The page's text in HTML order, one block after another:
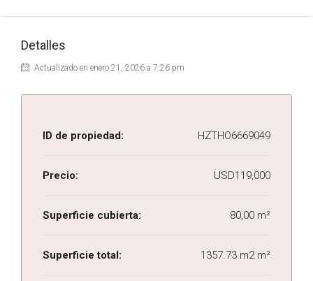
Detalles
Actualizado en enero 21, 2026 a 7:26 pm
ID de propiedad: HZTHO6669049
Precio: USD119,000
Superficie cubierta: 80,00 m²
Superficie total: 1357.73 m2 m²